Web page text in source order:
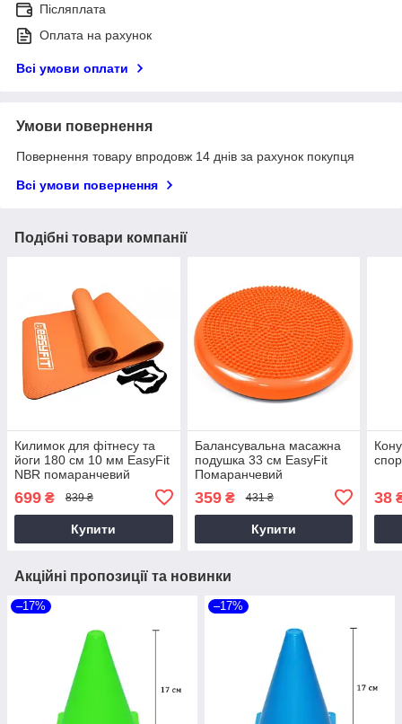
Післяплата
Оплата на рахунок
Всі умови оплати
Умови повернення
Повернення товару впродовж 14 днів за рахунок покупця
Всі умови повернення
Подібні товари компанії
Килимок для фітнесу та
йоги 180 см 10 мм EasyFit
NBR помаранчевий
699 ₴ 839 ₴
Купити
Балансувальна масажна
подушка 33 см EasyFit
Помаранчевий
359₴ 431 ₴
Купити
38
Акційні пропозиції та новинки
–17% –17%